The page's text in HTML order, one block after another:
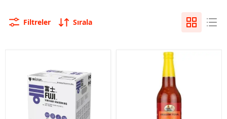
Filtreler Sırala